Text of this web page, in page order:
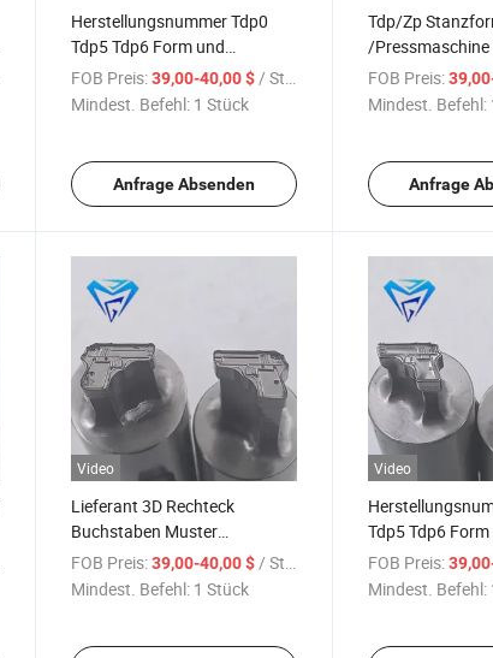
Herstellungsnummer Tdp0
Tdp5 Tdp6 Form und
verschiedene Arten Tdp
Stanzwerkzeug Fabrik
FOB Preis: 39,00-40,00 $ / Stück
Mindest. Befehl: 1 Stück
Anfrage Absenden
Tdp/Zp
/Pressmaschine
Tdp0 Ge
individuelle
FOB Preis:
Mindest. Befehl:
Anfrage
Video
Lieferant 3D Rechteck
Buchstaben Muster
Süßigkeiten Zp Maschine
Form für Rotationsfabrik
FOB Preis: 39,00-40,00 $/ Stück
Mindest. Befehl: 1 Stück
Video
Tdp5 Tdp6
verschiedene
Stempelformen
FOB Preis:
Mindest. Befehl: